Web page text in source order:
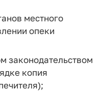
местного
опеки
законодательством
копия